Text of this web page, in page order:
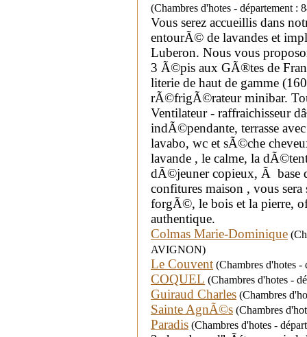
(Chambres d'hotes - département :
Vous serez accueillis dans
entourÃ© de lavandes et
Luberon. Nous vous
3 Ã©pis aux GÃ®tes de
literie de haut de gamme
rÃ©frigÃ©rateur minibar.
Ventilateur -
indÃ©pendante, terrasse
lavabo, wc et sÃ©che
lavande , le calme, la
dÃ©jeuner copieux, Ã base
confitures maison , vous
forgÃ©, le bois et la pierre,
authentique.
Colmas Marie-Dominique
AVIGNON)
Le Couvent (Chambres d'hotes
COQUEL (Chambres d'hotes -
Guiraud Charles (Chambres
Sainte AgnÃ©s (Chambres
Paradis (Chambres d'hotes -